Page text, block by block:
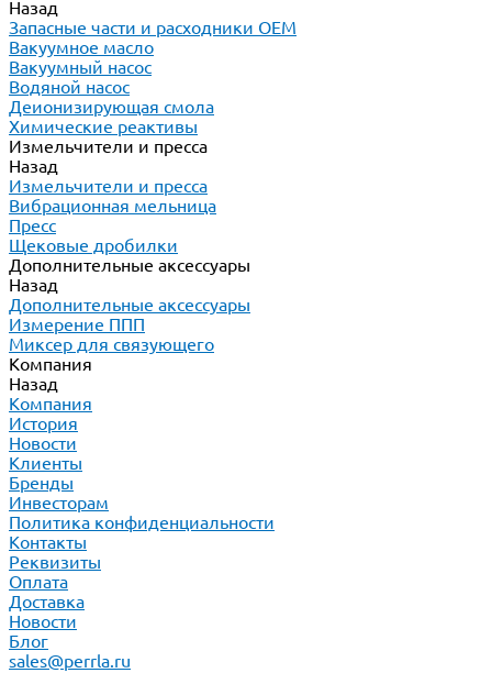
Назад
Запасные части и расходники ОЕМ
Вакуумное масло
Вакуумный насос
Водяной насос
Деионизирующая смола
Химические реактивы
Измельчители и пресса
Назад
Измельчители и пресса
Вибрационная мельница
Пресс
Щековые дробилки
Дополнительные аксессуары
Назад
Дополнительные аксессуары
Измерение ППП
Миксер для связующего
Компания
Назад
Компания
История
Новости
Клиенты
Бренды
Инвесторам
Политика конфиденциальности
Контакты
Реквизиты
Оплата
Доставка
Новости
Блог
sales@perrla.ru